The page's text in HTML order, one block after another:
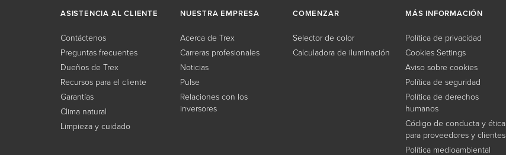
ASISTENCIA AL CLIENTE
Contáctenos
Preguntas frecuentes
Dueños de Trex
Recursos para el cliente
Garantías
Clima natural
Limpieza y cuidado
NUESTRA EMPRESA
Acerca de Trex
Carreras profesionales
Noticias
Pulse
Relaciones con los
inversores
COMENZAR
Selector de color
Calculadora de iluminación
MÁS INFORMACIÓN
Política de privacidad
Cookies Settings
Aviso sobre cookies
Política de seguridad
Política de derechos
humanos
Código de conducta y ética
para proveedores y clientes
Política medioambiental